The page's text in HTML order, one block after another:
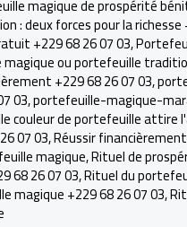
magique de prospérité
: deux forces pour la richesse
+229 68 26 07 03,
ou portefeuille
+229 68 26 07 03,
03,portefeuille-magique-
couleur de portefeuille attire
07 03,Réussir financièrement
magique,Rituel de
68 26 07 03,Rituel du
magique +229 68 26 07 03,